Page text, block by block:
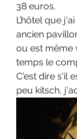
38 euros.
L’hôtel que
ancien
ou est même
temps le
C'est dire s'il
peu kitsch,